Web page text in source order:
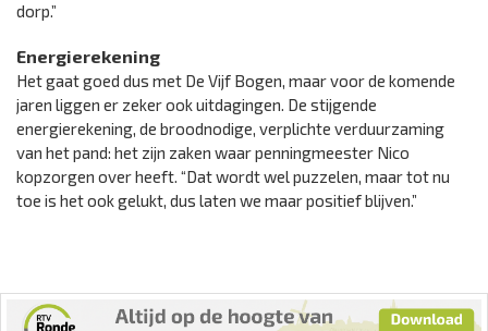
dorp.”
Energierekening
Het gaat goed dus met De Vijf Bogen, maar voor de komende
jaren liggen er zeker ook uitdagingen. De stijgende
energierekening, de broodnodige, verplichte verduurzaming
van het pand: het zijn zaken waar penningmeester Nico
kopzorgen over heeft. “Dat wordt wel puzzelen, maar tot nu
toe is het ook gelukt, dus laten we maar positief blijven.”